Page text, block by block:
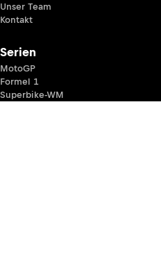
Unser Team
Kontakt
Serien
MotoGP
Formel 1
Superbike-WM